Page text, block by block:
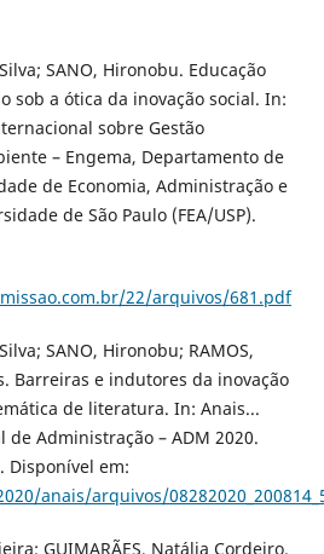
SANO, Hironobu. Educação
sob a ótica da inovação social. In:
sobre Gestão
– Engema, Departamento de
de Economia, Administração e
de São Paulo (FEA/USP).
22/arquivos/681.pdf
SANO, Hironobu; RAMOS,
Barreiras e indutores da inovação
de literatura. In: Anais...
Administração – ADM 2020.
Disponível em:
anais/arquivos/
GUIMARÃES, Natália Cordeiro.